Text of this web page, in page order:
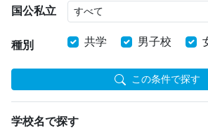
国公私立
種別 共学 男子校
この条件で探す
学校名で探す